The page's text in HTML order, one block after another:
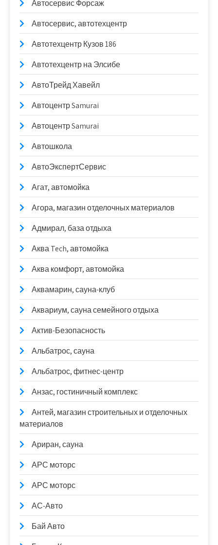
Автосервис Форсаж
Автосервис, автотехцентр
Автотехцентр Кузов 186
Автотехцентр на Элсибе
АвтоТрейд Хавейл
Автоцентр Samurai
Автоцентр Samurai
Автошкола
АвтоЭкспертСервис
Агат, автомойка
Агора, магазин отделочных материалов
Адмирал, база отдыха
Аква Tech, автомойка
Аква комфорт, автомойка
Аквамарин, сауна-клуб
Аквариум, сауна семейного отдыха
Актив-Безопасность
Альбатрос, сауна
Альбатрос, фитнес-центр
Анзас, гостиничный комплекс
Антей, магазин строительных и отделочных
материалов
Ариран, сауна
АРС моторс
АРС моторс
АС-Авто
Бай Авто